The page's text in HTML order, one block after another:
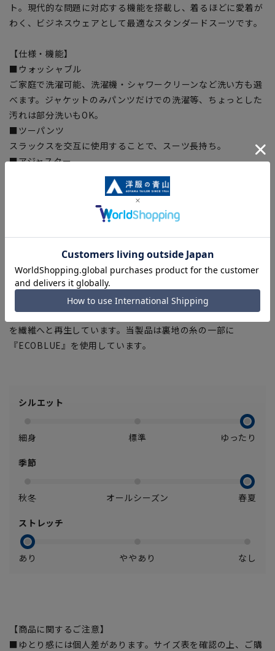
ト。現代的な問題に対応する機能を搭載し、着るほどに愛着が
わく、ビジネスウェアとして最適なスタンダードスーツです。
【仕様・機能】
■ウォッシャブル
ご家庭で洗濯可能、洗濯機・シャワークリーンなど洗い方も選
べます。ジャケットのみパンツだけでの洗濯等、ちょっとした
汚れは部分洗いもOK。
■ツーパンツ
スラックスを交互に使用することで、スーツ長持ち。
■アジャスター
実寸から前後約6cm可動ちょっとしたウエストの変化に対応し
プリーツラインが取れにくく、裾までの綺麗なラインをキー
プ。
■Plastics Smart
この商品はリサイクル原料を使用し、プラスチック・スマート
に賛同しています。
■ECOBLUE(100%リサイクルポリエステル)
『ECOBLUE』はマテリアルリサイクルにより、ペットボトル
を繊維へと再生しています。当製品は裏地の糸の一部に
『ECOBLUE』を使用しています。
シルエット
細身 標準 ゆったり
季節
秋冬 オールシーズン 春夏
ストレッチ
あり ややあり なし
【商品に関するご注意】
■ゆとり感には個人差があります。サイズ表を確認の上、ご購